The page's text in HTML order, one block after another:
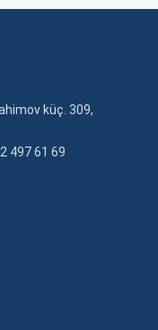
küç. 309,
497 61 69